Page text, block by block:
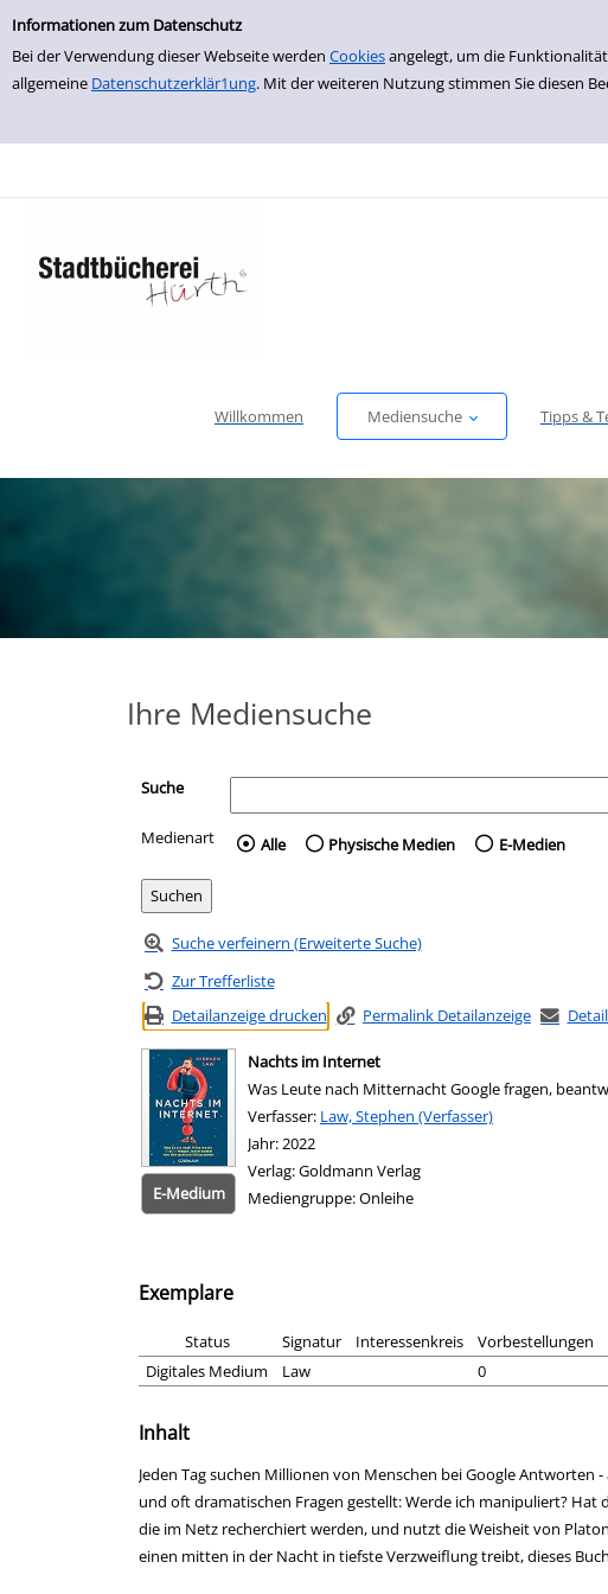
Einfache Suche
Informationen zum Datenschutz
Bei der Verwendung dieser Webseite werden Cookiesangelegt, um die
allgemeine Datenschutzerklär1ung. Mit der weiteren Nutzung stimmen Sie diesen
zur Navigation springen
zum Inhalt springen
Zur Detailanzeige springen
Willkommen Mediensuche Tipps &
Ihre Mediensuche
Suche
Medienart Wählen Sie die Medienart nach
Alle Physische Medien E-Medien
Suche verfeinern (Erweiterte Suche)
Zur Trefferliste
Detailanzeige drucken
Permalink Detailanzeige
E-Medium
Nachts im Internet
Was Leute nach Mitternacht Google fragen,
Verfasser: Suche nach diesem Verfasser
Law, Stephen (Verfasser)
Jahr:2022
Verlag:Goldmann Verlag
Mediengruppe:Onleihe
Exemplare
Status Signatur Interessenkreis Vorbestellungen
Digitales Medium
Law 0
Inhalt
Jeden Tag suchen Millionen von Menschen bei Google
und oft dramatischen Fragen gestellt: Werde ich manipuliert? Hat
die im Netz recherchiert werden, und nutzt die Weisheit von
einen mitten in der Nacht in tiefste Verzweiflung treibt, dieses